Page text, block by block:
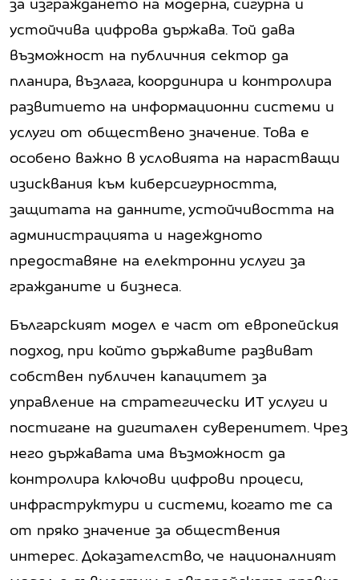
устойчива цифрова държава. Той дава
възможност на публичния сектор да
планира, възлага, координира и контролира
развитието на информационни системи и
услуги от обществено значение. Това е
особено важно в условията на нарастващи
изисквания към киберсигурността,
защитата на данните, устойчивостта на
администрацията и надеждното
предоставяне на електронни услуги за
гражданите и бизнеса.
Българският модел е част от европейския
подход, при който държавите развиват
собствен публичен капацитет за
управление на стратегически ИТ услуги и
постигане на дигитален суверенитет. Чрез
него държавата има възможност да
контролира ключови цифрови процеси,
инфраструктури и системи, когато те са
от пряко значение за обществения
интерес. Доказателство, че националният